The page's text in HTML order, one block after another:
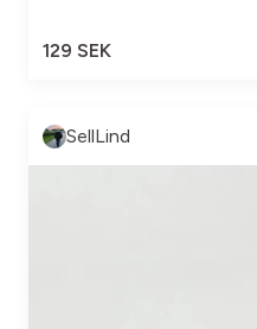
129 SEK
SellLind